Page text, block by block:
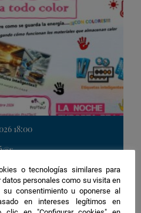
18:00
y las Ciencias | Campus El
o tecnologías similares para
personales como su visita en
consentimiento u oponerse al
en intereses legítimos en